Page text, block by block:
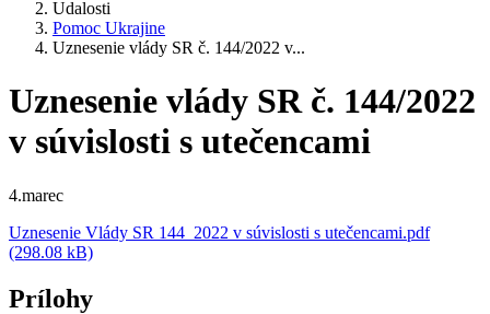
Udalosti
Pomoc Ukrajine
Uznesenie vlády SR č. 144/2022 v...
Uznesenie vlády SR č. 144/2022
v súvislosti s utečencami
4.marec
Uznesenie Vlády SR 144_2022 v súvislosti s utečencami.pdf
(298.08 kB)
Prílohy